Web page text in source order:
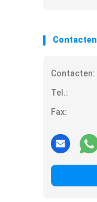
Contacten
Contacten:
Tel.:
Fax: